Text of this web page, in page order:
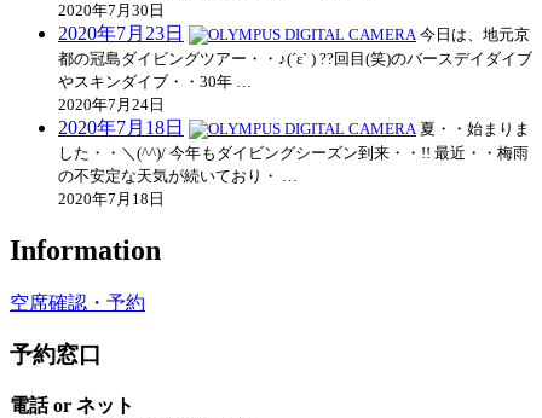
2020年7月30日
2020年7月23日
今日は、地元京
都の冠島ダイビングツアー・・♪(´ε` ) ??回目(笑)のバースデイダイブ
やスキンダイブ・・30年 …
2020年7月24日
2020年7月18日
夏・・始まりま
した・・＼(^^)/ 今年もダイビングシーズン到来・・!! 最近・・梅雨
の不安定な天気が続いており・ …
2020年7月18日
Information
空席確認・予約
予約窓口
電話 or ネット